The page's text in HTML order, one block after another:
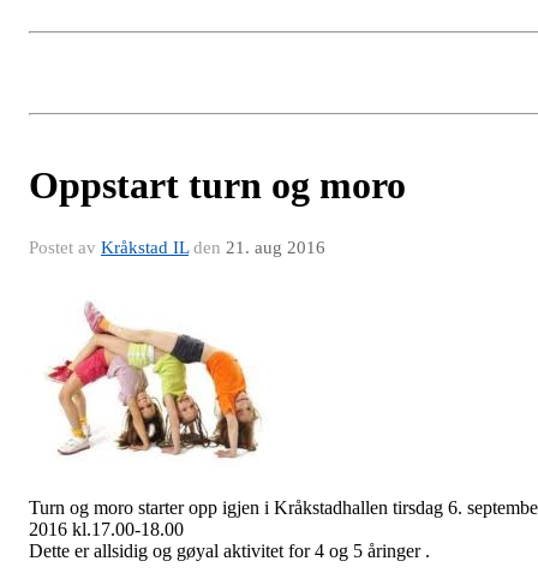
Oppstart turn og moro
Postet av Kråkstad ILden 21. aug 2016
Turn og moro starter opp igjen i Kråkstadhallen tirsdag 6.
2016 kl.17.00-18.00
Dette er allsidig og gøyal aktivitet for 4 og 5 åringer .